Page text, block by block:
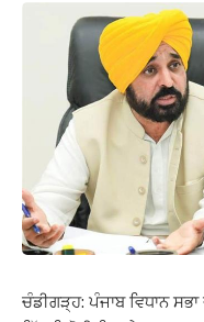
ਚੰਡੀਗੜ੍ਹ: ਪੰਜਾਬ ਵਿਧਾਨ